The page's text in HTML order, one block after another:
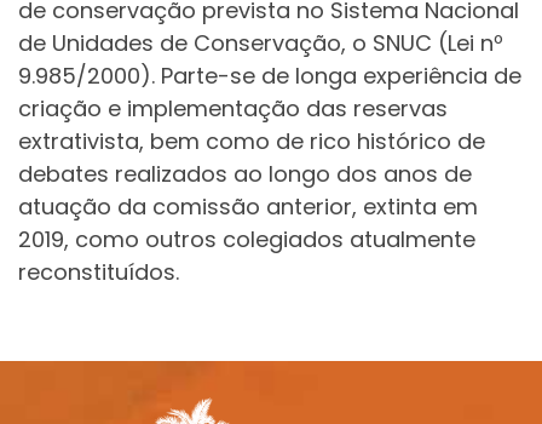
de conservação prevista no Sistema Nacional
de Unidades de Conservação, o SNUC (Lei nº
9.985/2000). Parte-se de longa experiência de
criação e implementação das reservas
extrativista, bem como de rico histórico de
debates realizados ao longo dos anos de
atuação da comissão anterior, extinta em
2019, como outros colegiados atualmente
reconstituídos.